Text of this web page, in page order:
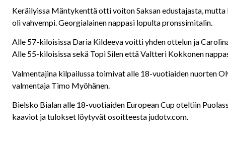
Keräilyissa Mäntykenttä otti voiton Saksan edustajasta,
oli vahvempi. Georgialainen nappasi lopulta pronssimitalin.
Alle 57-kiloisissa Daria Kildeeva voitti yhden ottelun ja
Alle 55-kiloisissa sekä Topi Silen että Valtteri Kokkonen
Valmentajina kilpailussa toimivat alle 18-vuotiaiden nuorten
valmentaja Timo Myöhänen.
Bielsko Bialan alle 18-vuotiaiden European Cup oteltiin
kaaviot ja tulokset löytyvät osoitteesta judotv.com.